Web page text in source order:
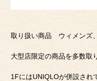
取り扱い商品 ウィメンズ
大型店限定の商品を多数取
1FにはUNIQLOが併設され